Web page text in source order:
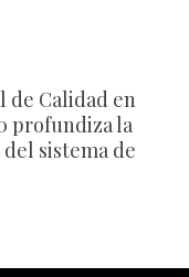
de Calidad en
profundiza la
sistema de